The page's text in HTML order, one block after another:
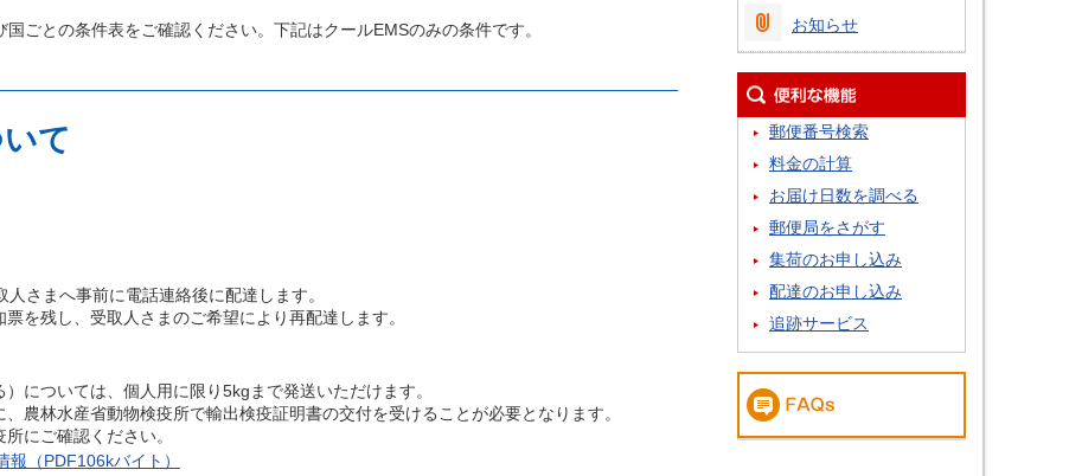
ごとの条件表をご確認ください。下記はクールEMSのみの条件です。
て
さまへ事前に電話連絡後に配達します。
を残し、受取人さまのご希望により再配達します。
については、個人用に限り5kgまで発送いただけます。
農林水産省動物検疫所で輸出検疫証明書の交付を受けることが必要となります。
にご確認ください。
報（PDF106kバイト）
お知らせ
郵便番号検索
料金の計算
お届け日数を調べる
郵便局をさがす
集荷のお申し込み
配達のお申し込み
追跡サービス